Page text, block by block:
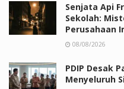
Senjata Api
Sekolah:
Perusahaan
08/08/2026
PDIP Desak
Menyeluruh